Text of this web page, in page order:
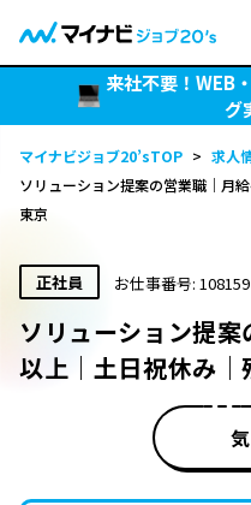
来社不要！WEB
グ
マイナビジョブ20’sTOP > 求人
ソリューション提案の営業職｜月
東京
正社員 お仕事番号: 108159
ソリューション提
以上｜土日祝休み